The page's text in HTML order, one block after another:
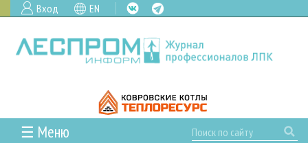
Вход EN
☰ Меню